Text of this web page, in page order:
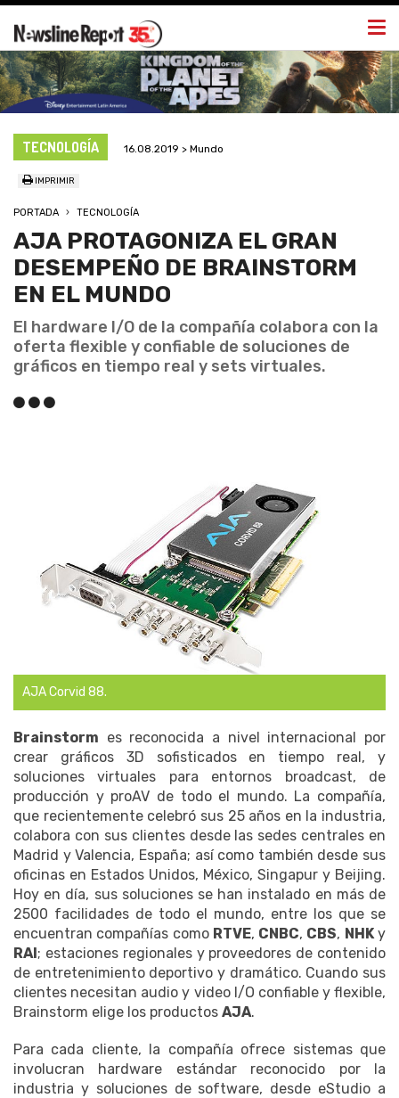
TECNOLOGÍA 16.08.2019 > Mundo
IMPRIMIR
PORTADA TECNOLOGÍA
AJA PROTAGONIZA EL GRAN
DESEMPEÑO DE BRAINSTORM
EN EL MUNDO
El hardware I/O de la compañía colabora con la
oferta flexible y confiable de soluciones de
gráficos en tiempo real y sets virtuales.
AJA Corvid 88.
Brainstorm es reconocida a nivel internacional por
crear gráficos 3D sofisticados en tiempo real, y
soluciones virtuales para entornos broadcast, de
producción y proAV de todo el mundo. La compañía,
que recientemente celebró sus 25 años en la industria,
colabora con sus clientes desde las sedes centrales en
Madrid y Valencia, España; así como también desde sus
oficinas en Estados Unidos, México, Singapur y Beijing.
Hoy en día, sus soluciones se han instalado en más de
2500 facilidades de todo el mundo, entre los que se
encuentran compañías como RTVE, CNBC, CBS, NHKy
RAI; estaciones regionales y proveedores de contenido
de entretenimiento deportivo y dramático. Cuando sus
clientes necesitan audio y video I/O confiable y flexible,
Brainstorm elige los productos AJA.
Para cada cliente, la compañía ofrece sistemas que
involucran hardware estándar reconocido por la
industria y soluciones de software, desde eStudio a